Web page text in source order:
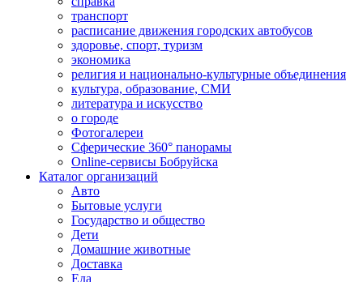
транспорт
расписание движения городских автобусов
здоровье, спорт, туризм
экономика
религия и национально-культурные объединения
культура, образование, СМИ
литература и искусство
о городе
Фотогалереи
Сферические 360° панорамы
Online-сервисы Бобруйска
Каталог организаций
Авто
Бытовые услуги
Государство и общество
Дети
Домашние животные
Доставка
Еда